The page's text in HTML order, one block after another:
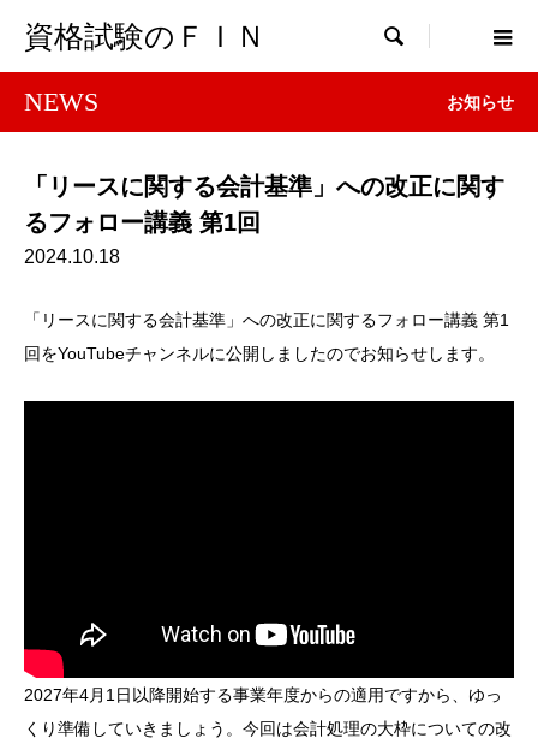
資格試験のＦＩＮ 
NEWS お知らせ
「リースに関する会計基準」への改正に関す
るフォロー講義 第1回
2024.10.18
「リースに関する会計基準」への改正に関するフォロー講義 第1
回をYouTubeチャンネルに公開しましたのでお知らせします。
2027年4月1日以降開始する事業年度からの適用ですから、ゆっ
くり準備していきましょう。今回は会計処理の大枠についての改